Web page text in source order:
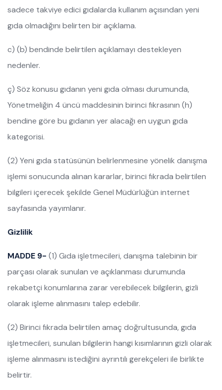
sadece takviye edici gıdalarda kullanım açısından yeni
gıda olmadığını belirten bir açıklama.
c) (b) bendinde belirtilen açıklamayı destekleyen
nedenler.
ç) Söz konusu gıdanın yeni gıda olması durumunda,
Yönetmeliğin 4 üncü maddesinin birinci fıkrasının (h)
bendine göre bu gıdanın yer alacağı en uygun gıda
kategorisi.
(2) Yeni gıda statüsünün belirlenmesine yönelik danışma
işlemi sonucunda alınan kararlar, birinci fıkrada belirtilen
bilgileri içerecek şekilde Genel Müdürlüğün internet
sayfasında yayımlanır.
Gizlilik
MADDE 9- (1) Gıda işletmecileri, danışma talebinin bir
parçası olarak sunulan ve açıklanması durumunda
rekabetçi konumlarına zarar verebilecek bilgilerin, gizli
olarak işleme alınmasını talep edebilir.
(2) Birinci fıkrada belirtilen amaç doğrultusunda, gıda
işletmecileri, sunulan bilgilerin hangi kısımlarının gizli olarak
işleme alınmasını istediğini ayrıntılı gerekçeleri ile birlikte
belirtir.